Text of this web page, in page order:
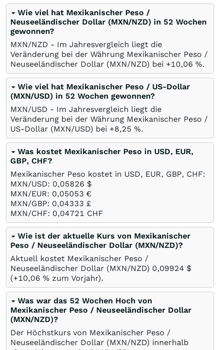
Wie viel hat Mexikanischer Peso /
Neuseeländischer Dollar (MXN/NZD) in 52 Wochen
gewonnen?
MXN/NZD - Im Jahresvergleich liegt die
Veränderung bei der Währung Mexikanischer Peso /
Neuseeländischer Dollar (MXN/NZD) bei +10,06 %.
Wie viel hat Mexikanischer Peso / US-Dollar
(MXN/USD) in 52 Wochen gewonnen?
MXN/USD - Im Jahresvergleich liegt die
Veränderung bei der Währung Mexikanischer Peso /
US-Dollar (MXN/USD) bei +8,25 %.
Was kostet Mexikanischer Peso in USD, EUR,
GBP, CHF?
Mexikanischer Peso kostet in USD, EUR, GBP, CHF:
MXN/USD: 0,05826 $
MXN/EUR: 0,05053 €
MXN/GBP: 0,04333 £
MXN/CHF: 0,04721 CHF
Wie ist der aktuelle Kurs von Mexikanischer
Peso / Neuseeländischer Dollar (MXN/NZD)?
Aktuell kostet Mexikanischer Peso /
Neuseeländischer Dollar (MXN/NZD) 0,09924 $
(+10,06 % zum Vorjahr).
Was war das 52 Wochen Hoch von
Mexikanischer Peso / Neuseeländischer Dollar
(MXN/NZD)?
Der Höchstkurs von Mexikanischer Peso /
Neuseeländischer Dollar (MXN/NZD) innerhalb